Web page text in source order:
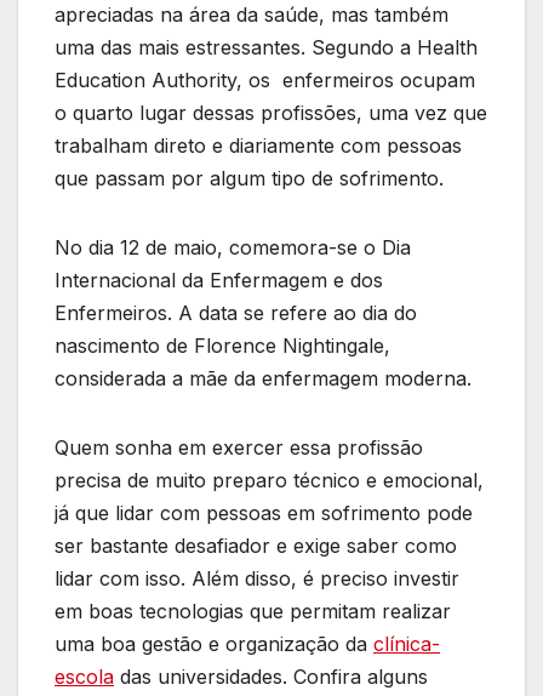
apreciadas na área da saúde, mas também
uma das mais estressantes. Segundo a Health
Education Authority, os enfermeiros ocupam
o quarto lugar dessas profissões, uma vez que
trabalham direto e diariamente com pessoas
que passam por algum tipo de sofrimento.
No dia 12 de maio, comemora-se o Dia
Internacional da Enfermagem e dos
Enfermeiros. A data se refere ao dia do
nascimento de Florence Nightingale,
considerada a mãe da enfermagem moderna.
Quem sonha em exercer essa profissão
precisa de muito preparo técnico e emocional,
já que lidar com pessoas em sofrimento pode
ser bastante desafiador e exige saber como
lidar com isso. Além disso, é preciso investir
em boas tecnologias que permitam realizar
uma boa gestão e organização da clínica-
escola das universidades. Confira alguns